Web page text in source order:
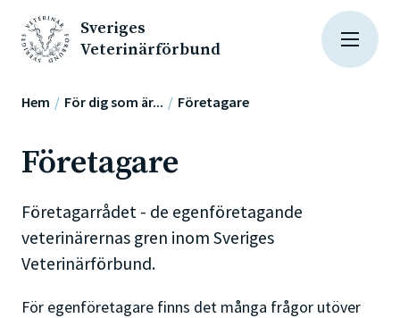
Sveriges
Veterinärförbund
Hem För dig som är... Företagare
Företagare
Företagarrådet - de egenföretagande
veterinärernas gren inom Sveriges
Veterinärförbund.
För egenföretagare finns det många frågor utöver